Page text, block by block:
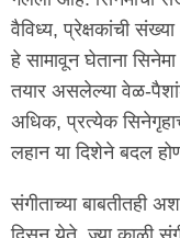
वैविध्य, प्रेक्षकांची
हे सामावून घेताना सिनेमा
तयार असलेल्या वेळ-
अधिक, प्रत्येक
लहान या दिशेने बदल
संगीताच्या बाबतीतही